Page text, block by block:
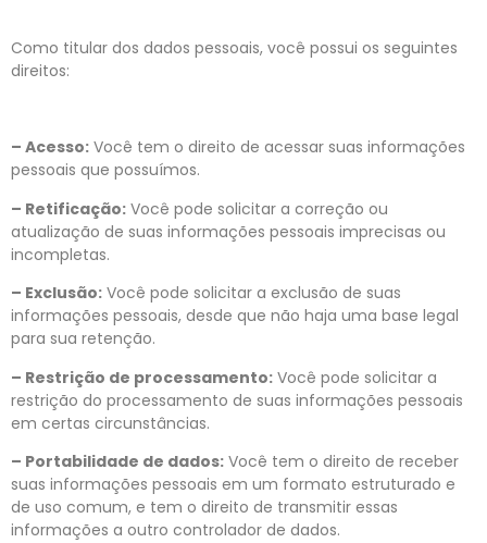
Como titular dos dados pessoais, você possui os seguintes
direitos:
– Acesso: Você tem o direito de acessar suas informações
pessoais que possuímos.
– Retificação: Você pode solicitar a correção ou
atualização de suas informações pessoais imprecisas ou
incompletas.
– Exclusão: Você pode solicitar a exclusão de suas
informações pessoais, desde que não haja uma base legal
para sua retenção.
– Restrição de processamento: Você pode solicitar a
restrição do processamento de suas informações pessoais
em certas circunstâncias.
– Portabilidade de dados: Você tem o direito de receber
suas informações pessoais em um formato estruturado e
de uso comum, e tem o direito de transmitir essas
informações a outro controlador de dados.